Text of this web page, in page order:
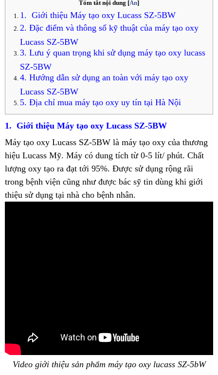
Tóm tắt nội dung [Ẩn]
1. Giới thiệu Máy tạo oxy Lucass SZ-5BW
2. Đặc điểm và thông số kỹ thuật của máy tạo oxy
Lucass SZ-5BW
3. Lưu ý quan trọng khi sử dụng máy tạo oxy lucass
SZ-5BW
4. Hướng dẫn sử dụng an toàn với máy tạo oxy
Lucass SZ-5BW
5. Địa chỉ mua máy tạo oxy uy tín tại Hà Nội
1. Giới thiệu Máy tạo oxy Lucass SZ-5BW
Máy tạo oxy Lucass SZ-5BW là máy tạo oxy của thương
hiệu Lucass Mỹ. Máy có dung tích từ 0-5 lít/ phút. Chất
lượng oxy tạo ra đạt tới 95%. Được sử dụng rộng rãi
trong bệnh viện cũng như được bác sỹ tin dùng khi giới
thiệu sử dụng tại nhà cho bệnh nhân.
Video giới thiệu sản phẩm máy tạo oxy lucass SZ-5bW